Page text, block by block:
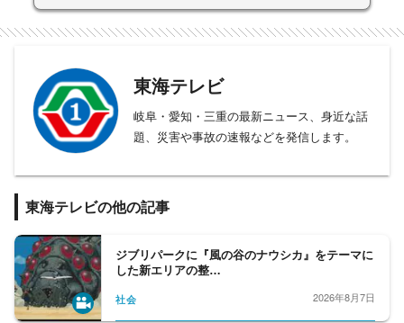
東海テレビ
岐阜・愛知・三重の最新ニュース、身近な話
題、災害や事故の速報などを発信します。
東海テレビの他の記事
ジブリパークに『風の谷のナウシカ』をテーマに
した新エリアの整…
社会 2026年8月7日